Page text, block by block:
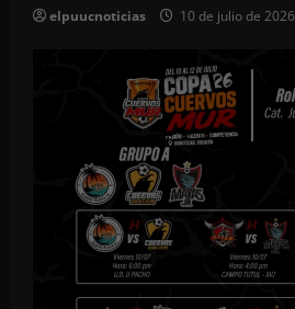
elpuucnoticias 10 de julio de 2026